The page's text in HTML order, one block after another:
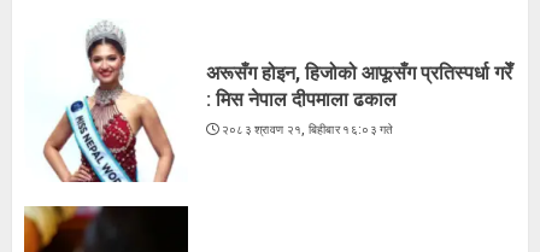
2
भुटेको मकै : अब सहरियाको ‘हेल्दी स्न्याक्स’
अरूसँग होइन, हिजोको आफूसँग प्रतिस्पर्धा गरेँ
: मिस नेपाल दीपमाला ढकाल
२०८३ श्रावण २१, बिहीबार १६:०३ गते